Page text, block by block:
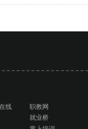
线
职教网
就业桥